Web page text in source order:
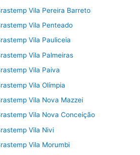
Vila Pereira Barreto
Vila Penteado
Vila Pauliceia
Vila Palmeiras
Vila Paiva
Vila Olímpia
Vila Nova Mazzei
Vila Nova Conceição
Vila Nivi
Vila Morumbi